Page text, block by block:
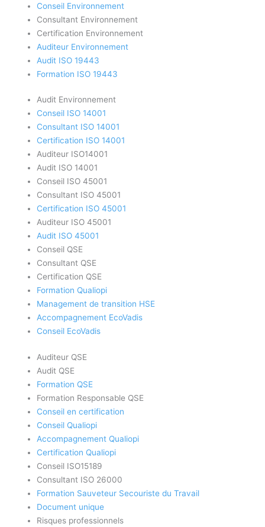
Conseil Environnement
Consultant Environnement
Certification Environnement
Auditeur Environnement
Audit ISO 19443
Formation ISO 19443
Audit Environnement
Conseil ISO 14001
Consultant ISO 14001
Certification ISO 14001
Auditeur ISO14001
Audit ISO 14001
Conseil ISO 45001
Consultant ISO 45001
Certification ISO 45001
Auditeur ISO 45001
Audit ISO 45001
Conseil QSE
Consultant QSE
Certification QSE
Formation Qualiopi
Management de transition HSE
Accompagnement EcoVadis
Conseil EcoVadis
Auditeur QSE
Audit QSE
Formation QSE
Formation Responsable QSE
Conseil en certification
Conseil Qualiopi
Accompagnement Qualiopi
Certification Qualiopi
Conseil ISO15189
Consultant ISO 26000
Formation Sauveteur Secouriste du Travail
Document unique
Risques professionnels